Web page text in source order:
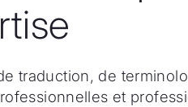
traduction, de
et